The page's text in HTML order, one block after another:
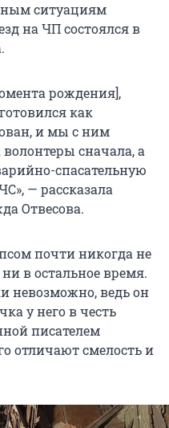
ситуациям
на ЧП состоялся в
рождения],
как
и мы с ним
сначала, а
спасательную
— рассказала
Отвесова.
почти никогда не
в остальное время.
невозможно, ведь он
у него в честь
писателем
отличают смелость и